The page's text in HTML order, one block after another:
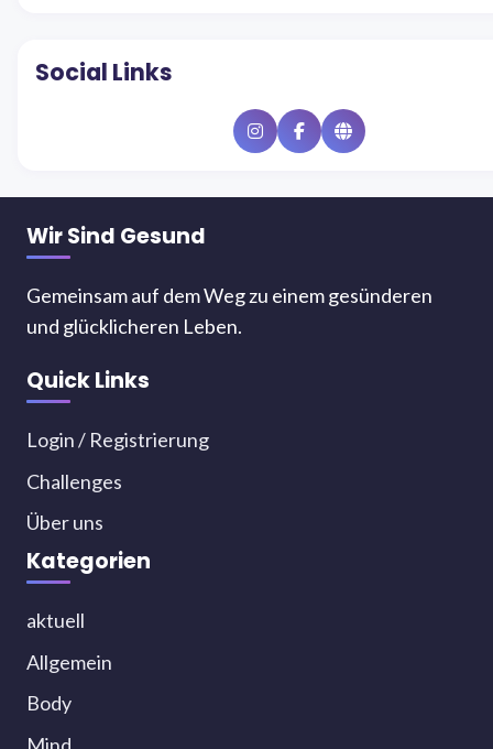
Social Links
InstagramFacebookWebsite
Wir Sind Gesund
Gemeinsam auf dem Weg zu einem gesünderen
und glücklicheren Leben.
Quick Links
Login / Registrierung
Challenges
Über uns
Kategorien
aktuell
Allgemein
Body